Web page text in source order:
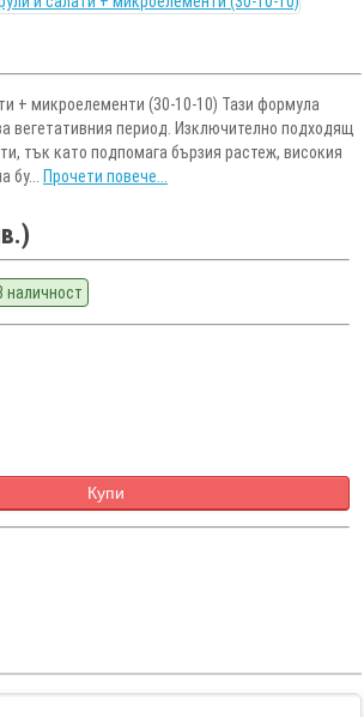
+ микроелементи (30-10-10) Тази формула
вегетативния период. Изключително подходящ
тък като подпомага бързия растеж, високия
бу... Прочети повече...
наличност
Купи